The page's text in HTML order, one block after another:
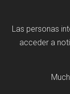
Las personas
acceder a